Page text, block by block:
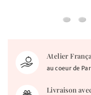
Chaine
Atelier
au coeur de
Livraison